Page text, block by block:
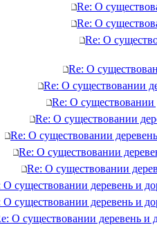
Re: О
Re: О
Re: О
Re: О
Re: О существовании
Re: О существовании
Re: О существовании
Re: О существовании
Re: О существовании
Re: О существовании
О существовании деревень и
О существовании деревень и
О существовании деревень и